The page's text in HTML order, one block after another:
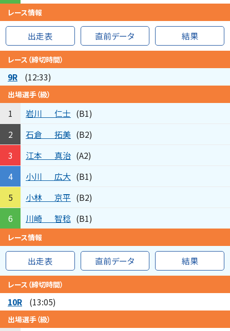
レース情報
出走表 直前データ 結果
レース（締切時間）
9R (12:33)
出場選手（級）
1 岩川 仁士 (B1)
2
石倉 拓美 (B2)
3
江本 真治 (A2)
4
小川 広大 (B1)
5
小林 京平 (B2)
6
川崎 智稔 (B1)
レース情報
出走表 直前データ 結果
レース（締切時間）
10R (13:05)
出場選手（級）